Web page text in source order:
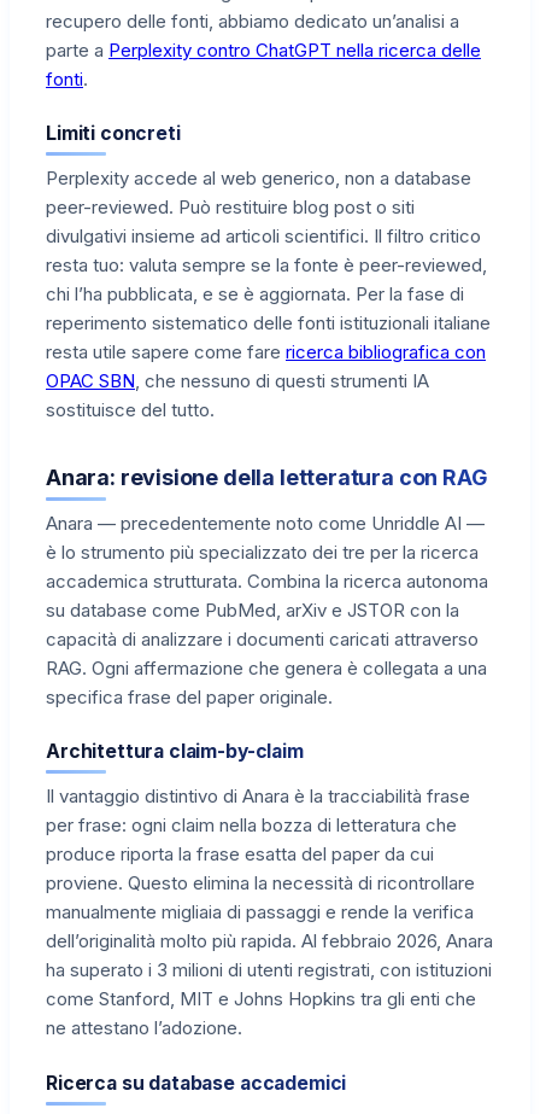
recupero delle fonti, abbiamo dedicato un’analisi a
parte a Perplexity contro ChatGPT nella ricerca delle
fonti.
Limiti concreti
Perplexity accede al web generico, non a database
peer-reviewed. Può restituire blog post o siti
divulgativi insieme ad articoli scientifici. Il filtro critico
resta tuo: valuta sempre se la fonte è peer-reviewed,
chi l’ha pubblicata, e se è aggiornata. Per la fase di
reperimento sistematico delle fonti istituzionali italiane
resta utile sapere come fare ricerca bibliografica con
OPAC SBN, che nessuno di questi strumenti IA
sostituisce del tutto.
Anara: revisione della letteratura con RAG
Anara — precedentemente noto come Unriddle AI —
è lo strumento più specializzato dei tre per la ricerca
accademica strutturata. Combina la ricerca autonoma
su database come PubMed, arXiv e JSTOR con la
capacità di analizzare i documenti caricati attraverso
RAG. Ogni affermazione che genera è collegata a una
specifica frase del paper originale.
Architettura claim-by-claim
Il vantaggio distintivo di Anara è la tracciabilità frase
per frase: ogni claim nella bozza di letteratura che
produce riporta la frase esatta del paper da cui
proviene. Questo elimina la necessità di ricontrollare
manualmente migliaia di passaggi e rende la verifica
dell’originalità molto più rapida. Al febbraio 2026, Anara
ha superato i 3 milioni di utenti registrati, con istituzioni
come Stanford, MIT e Johns Hopkins tra gli enti che
ne attestano l’adozione.
Ricerca su database accademici